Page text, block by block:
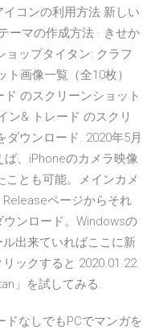
イコンの利用方法 新しい
ーマの作成方法 · きせか
ップタイタン: クラフ
画像一覧（全10枚）
のスクリーンショット
ン& トレード のスクリ
ダウンロード. 2020年5月
、iPhoneのカメラ映像
ことも可能。メインカメ
ページからそれ
ンロード。Windowsの
出来ていればここに新
ックすると 2020.01.22.
」を試してみる.
ドなしでもPCでマンガを